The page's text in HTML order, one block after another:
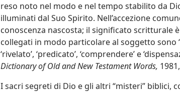
reso noto nel modo e nel tempo stabilito da
illuminati dal Suo Spirito. Nell’accezione
conoscenza nascosta; il significato scritturale
collegati in modo particolare al soggetto sono
‘rivelato’, ‘predicato’, ‘comprendere’ e
Dictionary of Old and New Testament Words,
I sacri segreti di Dio e gli altri “misteri” biblici,